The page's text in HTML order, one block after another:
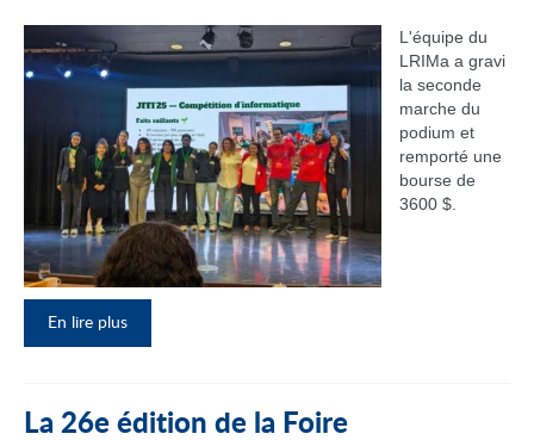
L'équipe du
LRIMa a gravi
la seconde
marche du
podium et
remporté une
bourse de
3600 $.
En lire plus
La 26e édition de la Foire